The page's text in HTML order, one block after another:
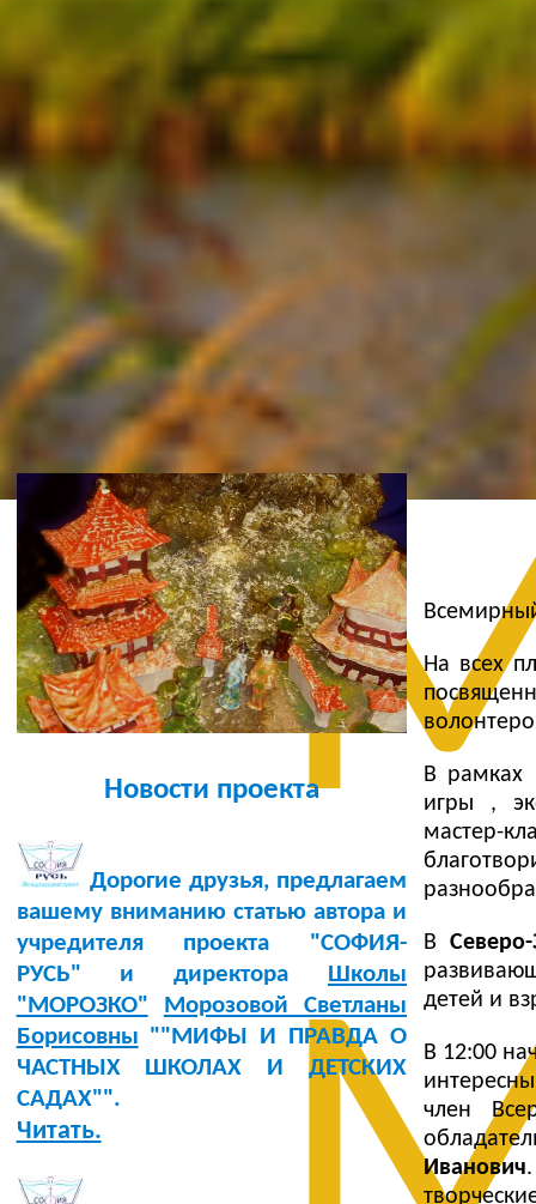
Новости проекта
Дорогие друзья, предлагаем
вашему вниманию статью автора и
учредителя проекта "СОФИЯ-
РУСЬ" и директора Школы
"МОРОЗКО"
Морозовой Светланы
Борисовны ""МИФЫ И ПРАВДА О
ЧАСТНЫХ ШКОЛАХ И ДЕТСКИХ
САДАХ"".
Читать.
На всех
В рамках
игры ,
В
детей и
В 12:00
член
Иванович